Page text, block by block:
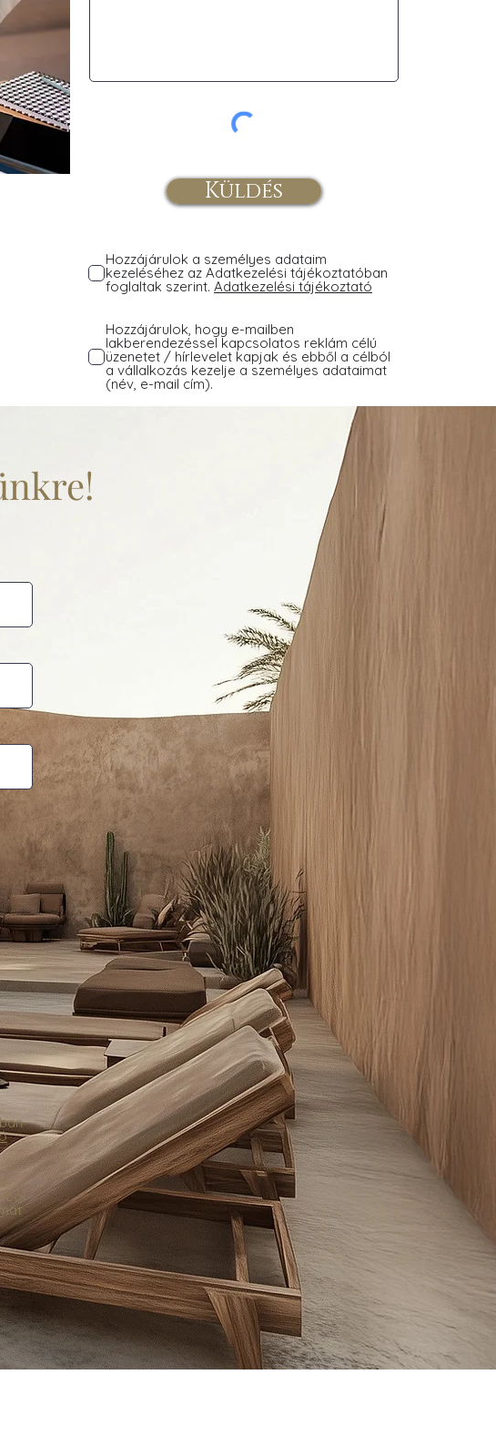
Küldés
Hozzájárulok a személyes adataim
kezeléséhez az Adatkezelési tájékoztatóban
foglaltak szerint. Adatkezelési tájékoztató
Hozzájárulok, hogy e-mailben
lakberendezéssel kapcsolatos reklám célú
üzenetet / hírlevelet kapjak és ebből a célból
a vállalkozás kezelje a személyes adataimat
(név, e-mail cím).